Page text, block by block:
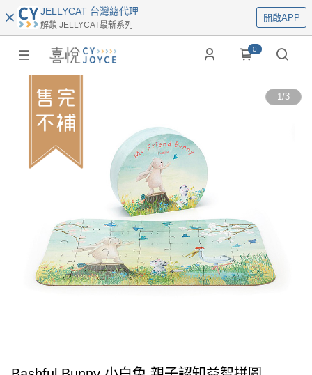
JELLYCAT 台灣總代理
解鎖 JELLYCAT最新系列
開啟APP
0
1/3